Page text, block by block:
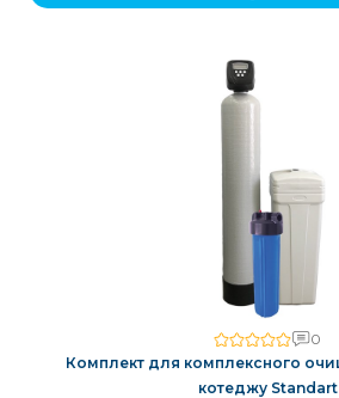
0
Комплект для комплексного
котеджу Standart